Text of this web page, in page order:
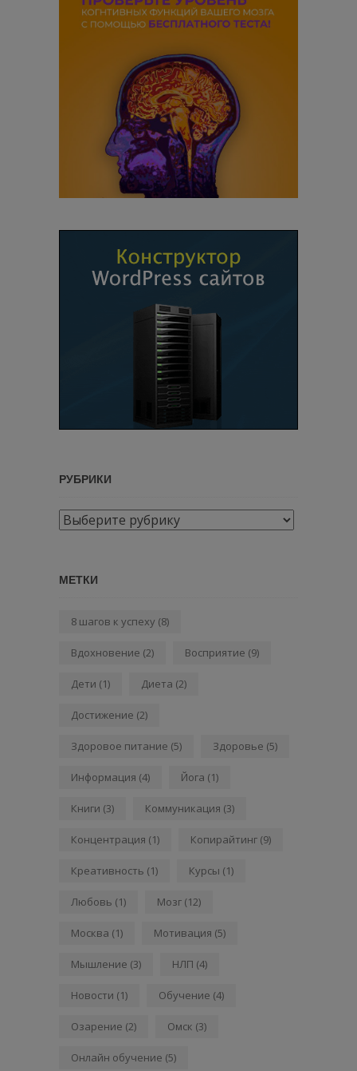
РУБРИКИ
Рубрики
МЕТКИ
8 шагов к успеху (8)
Вдохновение (2) Восприятие (9)
Дети (1) Диета (2)
Достижение (2)
Здоровое питание (5) Здоровье (5)
Информация (4) Йога (1)
Книги (3) Коммуникация (3)
Концентрация (1) Копирайтинг (9)
Креативность (1) Курсы (1)
Любовь (1) Мозг (12)
Москва (1) Мотивация (5)
Мышление (3) НЛП (4)
Новости (1) Обучение (4)
Озарение (2) Омск (3)
Онлайн обучение (5)